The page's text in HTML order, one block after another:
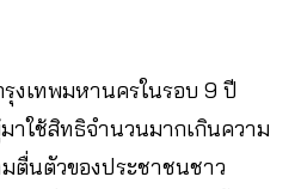
งเทพมหานครในรอบ 9 ปี
าใช้สิทธิจำนวนมากเกินความ
ตื่นตัวของประชาชนชาว